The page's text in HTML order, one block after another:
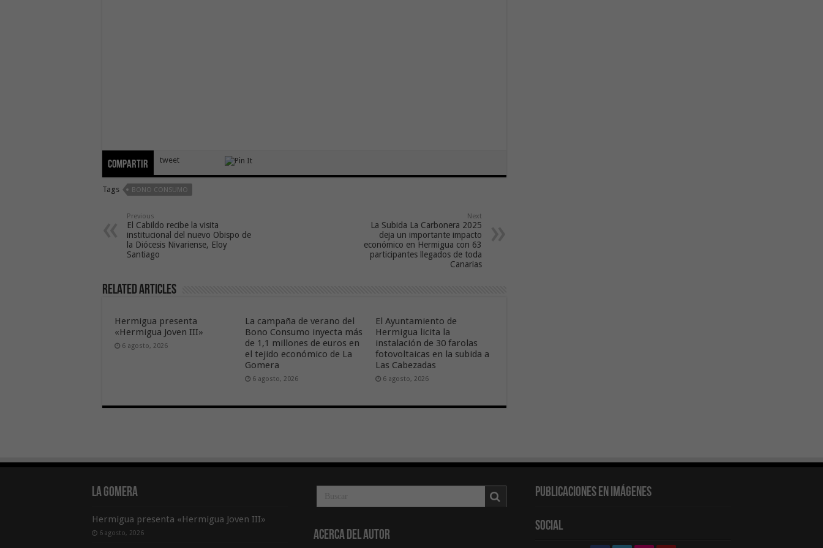
Compartir tweet
Tags BONO CONSUMO
Previous
El Cabildo recibe la visita
institucional del nuevo Obispo de
la Diócesis Nivariense, Eloy
Santiago
Next
La Subida La Carbonera 2025
deja un importante impacto
económico en Hermigua con 63
participantes llegados de toda
Canarias
Related Articles
Hermigua presenta
«Hermigua Joven III»
6 agosto, 2026
La campaña de verano del
Bono Consumo inyecta más
de 1,1 millones de euros en
el tejido económico de La
Gomera
6 agosto, 2026
El Ayuntamiento de
Hermigua licita la
instalación de 30 farolas
fotovoltaicas en la subida a
Las Cabezadas
6 agosto, 2026
La Gomera
Hermigua presenta «Hermigua Joven III»
6 agosto, 2026 Acerca del Autor
Publicaciones en Imágenes
Social